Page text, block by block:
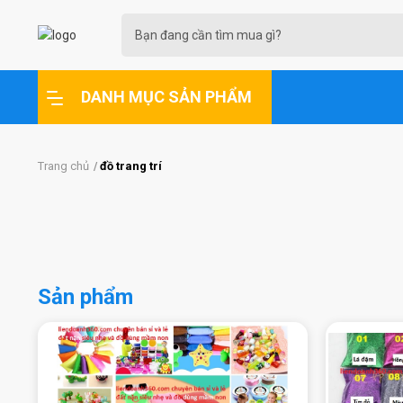
DANH MỤC SẢN PHẨM
Trang chủ đồ trang trí
Sản phẩm